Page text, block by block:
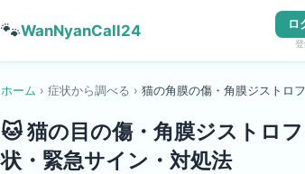
🐾WanNyanCall24 ロ
ホーム › 症状から調べる › 猫の角膜の傷・角膜ジストロ
🐱猫の目の傷・角膜ジストロ
状・緊急サイン・対処法